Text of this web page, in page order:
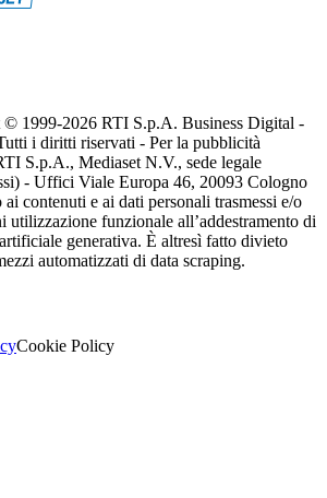
© 1999-2026 RTI S.p.A. Business Digital -
i diritti riservati - Per la pubblicità
S.p.A., Mediaset N.V., sede legale
- Uffici Viale Europa 46, 20093 Cologno
ai contenuti e ai dati personali trasmessi e/o
utilizzazione funzionale all’addestramento di
generativa. È altresì fatto divieto
automatizzati di data scraping.
Cookie Policy